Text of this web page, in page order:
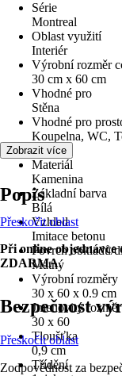
Série
Montreal
Oblast využití
Interiér
Výrobní rozměr
30 cm x 60 cm
Vhodné pro
Stěna
Vhodné pro
Koupelna, WC,
prostory
Materiál
Kamenina
Základní barva
Bílá
Vzhled
Imitace betonu
Povrch obkladů/
Matný
Výrobní
30 x 60 x 0.9 cm
Jmenovitý
30 x 60
Tloušťka
0,9 cm
Třídění
Zobrazit více
Popis
Přeskočit oblast
Při online objednávce
ZDARMA.
Bezpečnost
Přeskočit oblast
Zodpovědnost za